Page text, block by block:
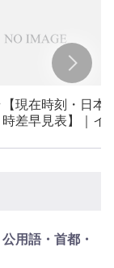
【現在時刻・日本
差早見表】｜イ
用語・首都・